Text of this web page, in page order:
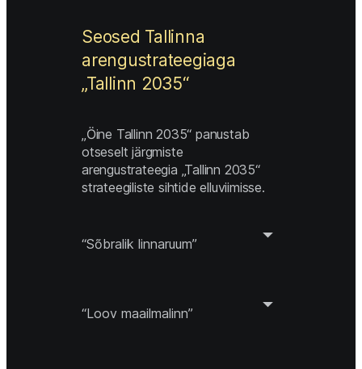
Seosed Tallinna
arengustrateegiaga
„Tallinn 2035“
„Öine Tallinn 2035“ panustab
otseselt järgmiste
arengustrateegia „Tallinn 2035“
strateegiliste sihtide elluviimisse.
“Sõbralik linnaruum”
“Loov maailmalinn”